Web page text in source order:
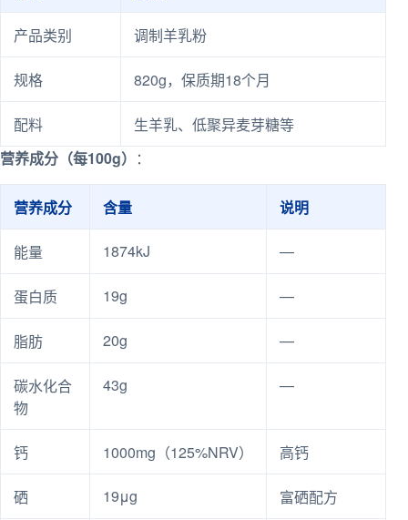
产品类别 调制羊乳粉
规格 820g，保质期18个月
配料
生羊乳、低聚异麦芽糖等
营养成分（每100g） ：
营养成分 含量 说明
能量 1874kJ —
蛋白质 19g —
脂肪 20g —
碳水化合
物
43g —
钙 1000mg（125%NRV） 高钙
硒 19μg 富硒配方